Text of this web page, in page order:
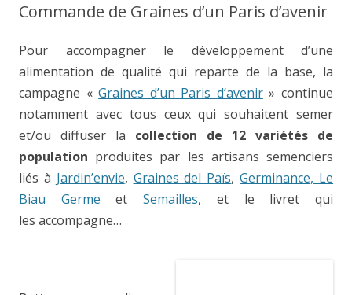
Commande de Graines d’un Paris d’avenir
Pour accompagner le développement d’une
alimentation de qualité qui reparte de la base, la
campagne «Graines d’un Paris d’avenir» continue
notamment avec tous ceux qui souhaitent semer
et/ou diffuser la collection de 12 variétés de
population produites par les artisans semenciers
liés à Jardin’envie, Graines del Païs,Germinance, Le
Biau GermeetSemailles, et le livret qui
les accompagne…